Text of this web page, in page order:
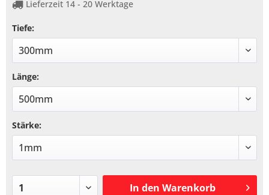
Lieferzeit 14 - 20 Werktage
Tiefe:
Länge:
Stärke:
In den Warenkorb